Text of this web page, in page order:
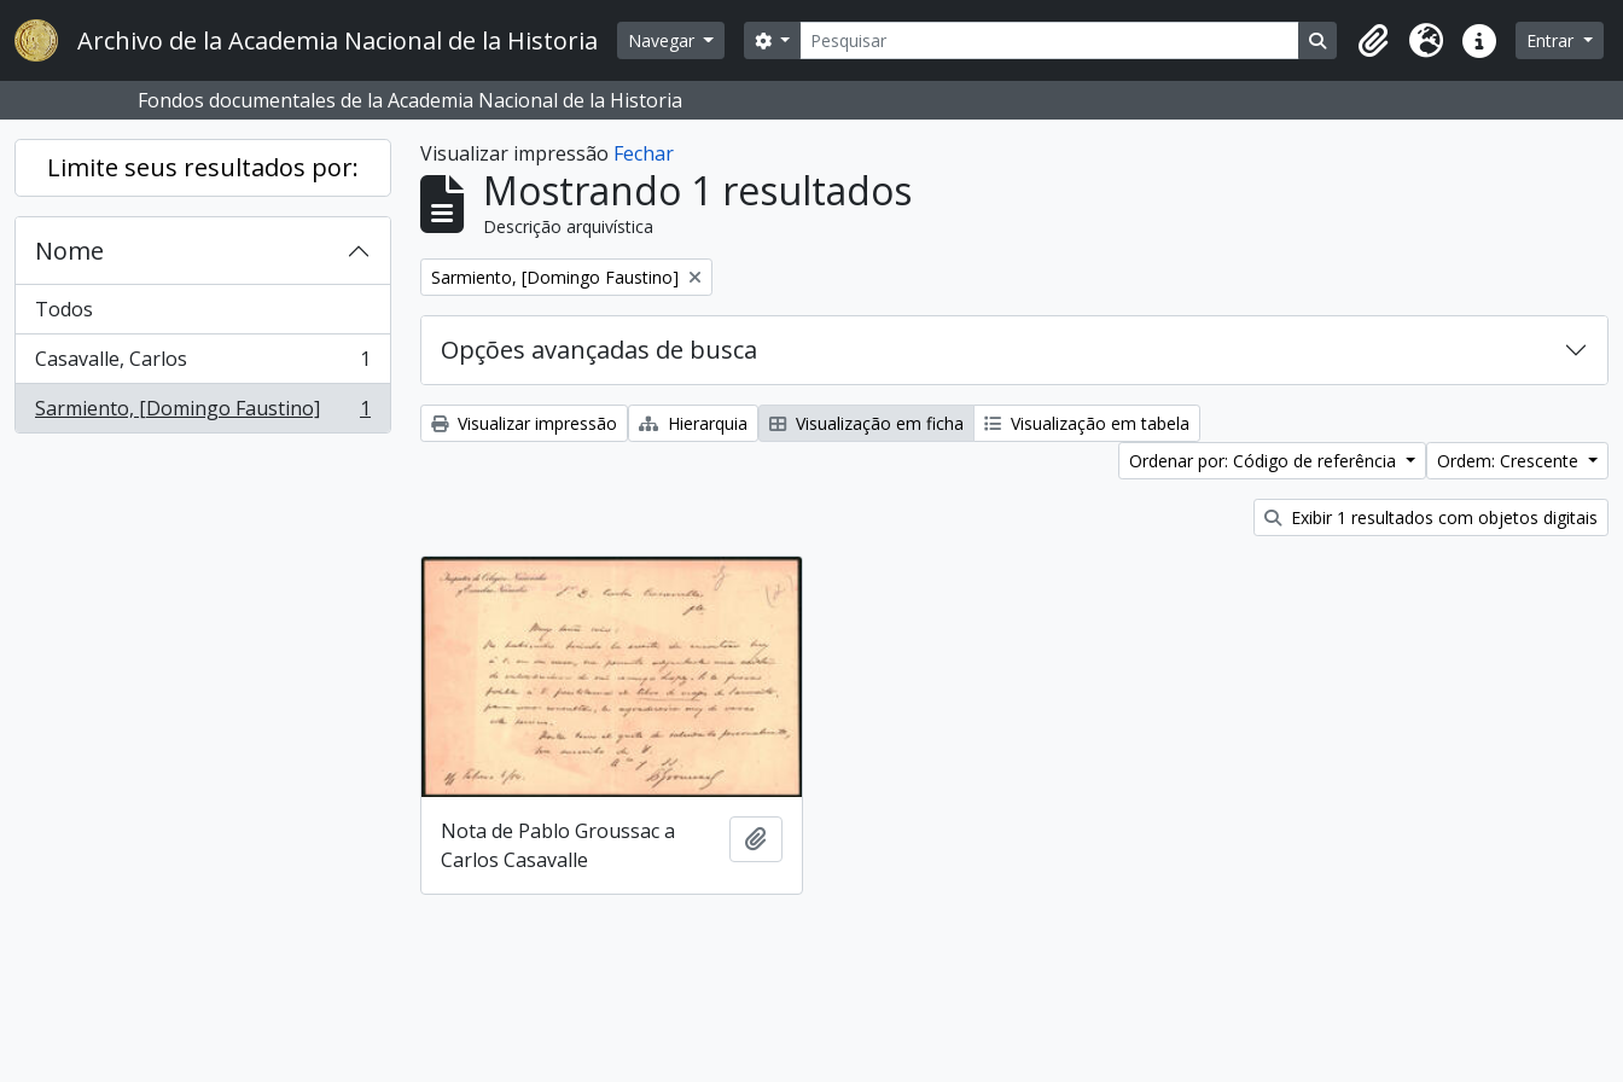
Skip to main content
Archivo de la Academia Nacional de la Historia Navegar Buscar
Opções de busca Busque na página de navegação
Área de Transferência
Idioma Atalhos Entrar
Fondos documentales de la Academia Nacional de la Historia
Limite seus resultados por:
Nome
Todos
Casavalle, Carlos
, 1 resultados
1
Sarmiento, [Domingo Faustino]
, 1 resultados 1
Visualizar impressão Fechar
Mostrando 1 resultados
Descrição arquivística
Remover filtro:
Sarmiento, [Domingo Faustino]
Opções avançadas de busca
Visualizar impressão Hierarquia Visualização em ficha
Visualização em tabela
Ordenar por: Código de referência
Ordem: Crescente
Exibir 1 resultados com objetos digitais
Nota de Pablo Groussac a
Carlos Casavalle